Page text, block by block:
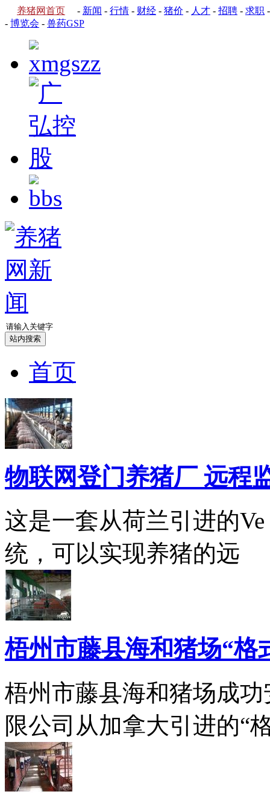
养猪网首页 - 新闻 - 行情 - 财经 - 猪价 - 人才 - 招聘 - 求职
- 博览会 - 兽药GSP
首页
物联网登门养猪厂 远程
这是一套从荷兰引进的
统，可以实现养猪的远
梧州市藤县海和猪场“格
梧州市藤县海和猪场成
限公司从加拿大引进的“